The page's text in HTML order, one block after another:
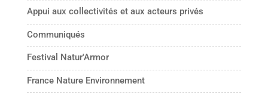
Appui aux collectivités et aux acteurs privés
Communiqués
Festival Natur'Armor
France Nature Environnement